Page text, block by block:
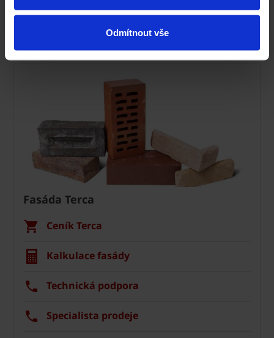
Odmítnout vše
Fasáda Terca
Ceník Terca
Kalkulace fasády
Technická podpora
Specialista prodeje